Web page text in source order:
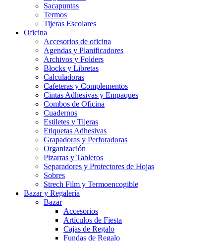
Sacapuntas
Termos
Tijeras Escolares
Oficina
Accesorios de oficina
Agendas y Planificadores
Archivos y Folders
Blocks y Libretas
Calculadoras
Cafeteras y Complementos
Cintas Adhesivas y Empaques
Combos de Oficina
Cuadernos
Estiletes y Tijeras
Etiquetas Adhesivas
Grapadoras y Perforadoras
Organización
Pizarras y Tableros
Separadores y Protectores de Hojas
Sobres
Strech Film y Termoencogible
Bazar y Regalería
Bazar
Accesorios
Artículos de Fiesta
Cajas de Regalo
Fundas de Regalo